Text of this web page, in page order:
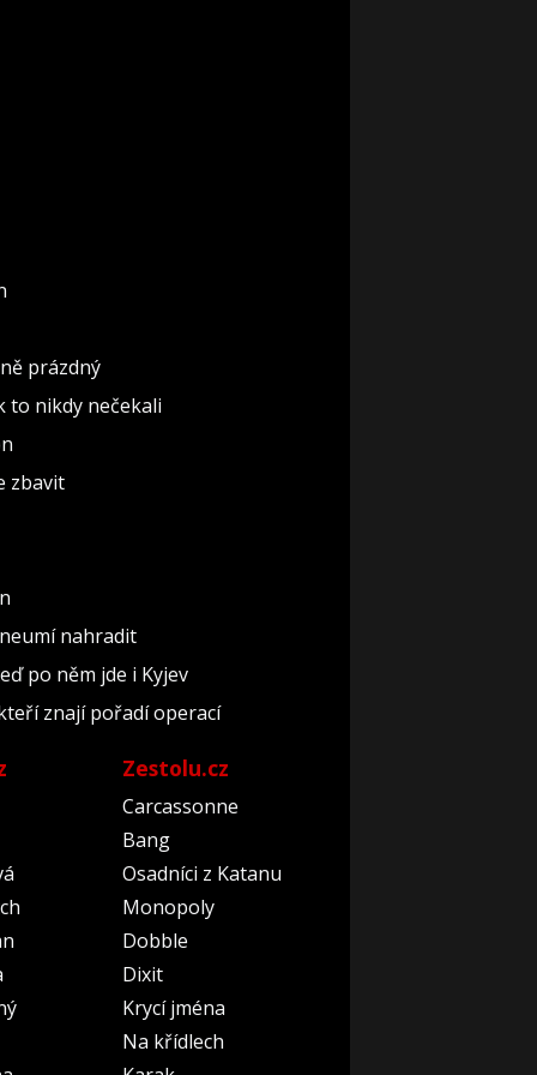
prázdný
to nikdy nečekali
zbavit
nahradit
po něm jde i Kyjev
znají pořadí operací
Zestolu.cz
Carcassonne
Bang
Osadníci z Katanu
Monopoly
Dobble
Dixit
Krycí jména
Na křídlech